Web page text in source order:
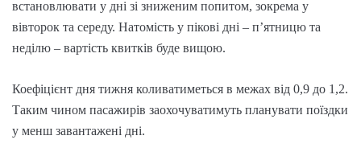
встановлювати у дні зі зниженим попитом, зокрема у
вівторок та середу. Натомість у пікові дні – п’ятницю та
неділю – вартість квитків буде вищою.
Коефіцієнт дня тижня коливатиметься в межах від 0,9 до 1,2.
Таким чином пасажирів заохочуватимуть планувати поїздки
у менш завантажені дні.